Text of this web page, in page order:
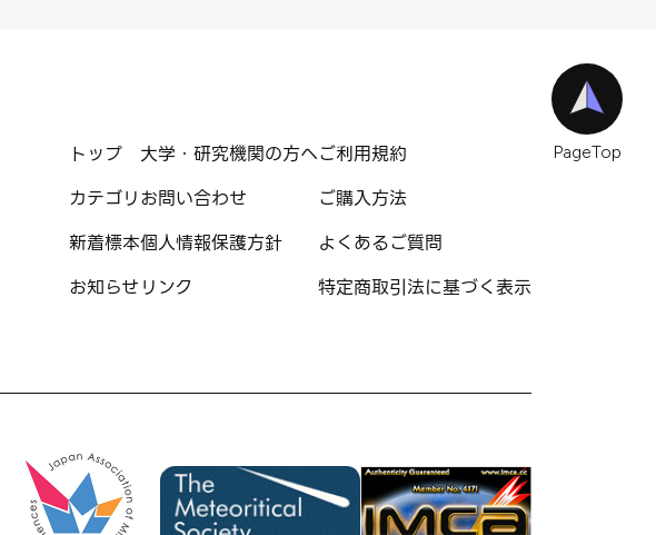
PageTop
トップ
カテゴリ
新着標本
お知らせ
大学・研究機関の方へ
お問い合わせ
個人情報保護方針
リンク
ご利用規約
ご購入方法
よくあるご質問
特定商取引法に基づく表示